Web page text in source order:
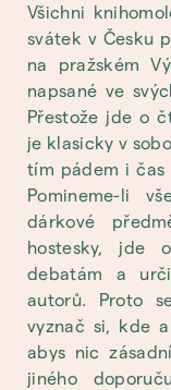
Všichni
svátek v Česku
na pražském
napsané ve
Přestože jde o
je klasicky v
tím pádem i čas
Pomineme-li
dárkové
hostesky, jde
debatám a
autorů. Proto
vyznač si, kde
abys nic
jiného